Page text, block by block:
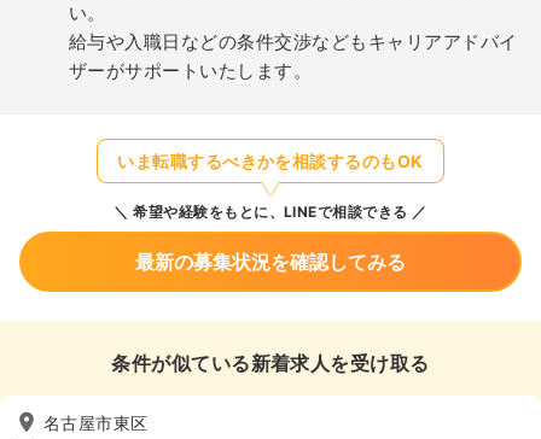
い。
給与や入職日などの条件交渉などもキャリアアドバイ
ザーがサポートいたします。
いま転職するべきかを相談するのもOK
希望や経験をもとに、LINEで相談できる
最新の募集状況を確認してみる
条件が似ている新着求人を受け取る
名古屋市東区